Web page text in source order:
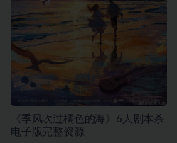
《季风吹过橘色的海》6人剧本杀
电子版完整资源